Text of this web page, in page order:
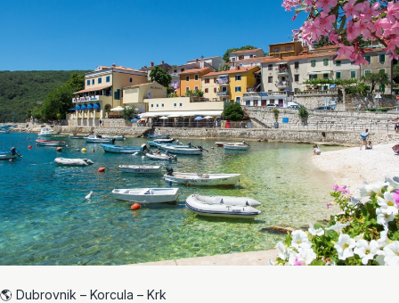
🌎 Dubrovnik – Korcula – Krk